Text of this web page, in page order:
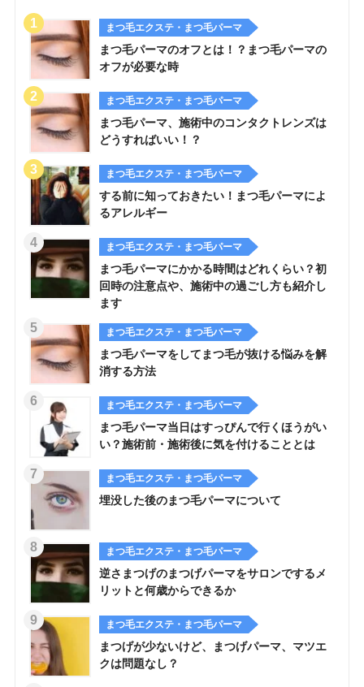
まつ毛エクステ・まつ毛パーマ
まつ毛パーマのオフとは！？まつ毛パーマの
オフが必要な時
まつ毛エクステ・まつ毛パーマ
まつ毛パーマ、施術中のコンタクトレンズは
どうすればいい！？
まつ毛エクステ・まつ毛パーマ
する前に知っておきたい！まつ毛パーマによ
るアレルギー
まつ毛エクステ・まつ毛パーマ
まつ毛パーマにかかる時間はどれくらい？初
回時の注意点や、施術中の過ごし方も紹介し
ます
まつ毛エクステ・まつ毛パーマ
まつ毛パーマをしてまつ毛が抜ける悩みを解
消する方法
まつ毛エクステ・まつ毛パーマ
まつ毛パーマ当日はすっぴんで行くほうがい
い？施術前・施術後に気を付けることとは
まつ毛エクステ・まつ毛パーマ
埋没した後のまつ毛パーマについて
まつ毛エクステ・まつ毛パーマ
逆さまつげのまつげパーマをサロンでするメ
リットと何歳からできるか
まつ毛エクステ・まつ毛パーマ
まつげが少ないけど、まつげパーマ、マツエ
クは問題なし？